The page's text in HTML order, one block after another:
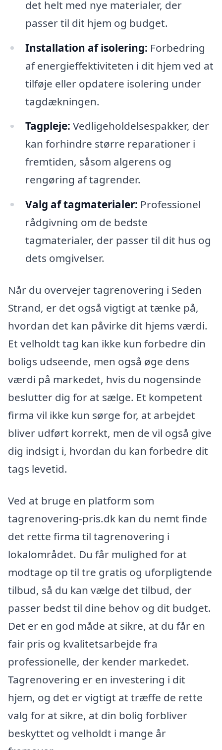
det helt med nye materialer, der
passer til dit hjem og budget.
Installation af isolering: Forbedring
af energieffektiviteten i dit hjem ved at
tilføje eller opdatere isolering under
tagdækningen.
Tagpleje: Vedligeholdelsespakker, der
kan forhindre større reparationer i
fremtiden, såsom algerens og
rengøring af tagrender.
Valg af tagmaterialer: Professionel
rådgivning om de bedste
tagmaterialer, der passer til dit hus og
dets omgivelser.
Når du overvejer tagrenovering i Seden
Strand, er det også vigtigt at tænke på,
hvordan det kan påvirke dit hjems værdi.
Et velholdt tag kan ikke kun forbedre din
boligs udseende, men også øge dens
værdi på markedet, hvis du nogensinde
beslutter dig for at sælge. Et kompetent
firma vil ikke kun sørge for, at arbejdet
bliver udført korrekt, men de vil også give
dig indsigt i, hvordan du kan forbedre dit
tags levetid.
Ved at bruge en platform som
tagrenovering-pris.dk kan du nemt finde
det rette firma til tagrenovering i
lokalområdet. Du får mulighed for at
modtage op til tre gratis og uforpligtende
tilbud, så du kan vælge det tilbud, der
passer bedst til dine behov og dit budget.
Det er en god måde at sikre, at du får en
fair pris og kvalitetsarbejde fra
professionelle, der kender markedet.
Tagrenovering er en investering i dit
hjem, og det er vigtigt at træffe de rette
valg for at sikre, at din bolig forbliver
beskyttet og velholdt i mange år